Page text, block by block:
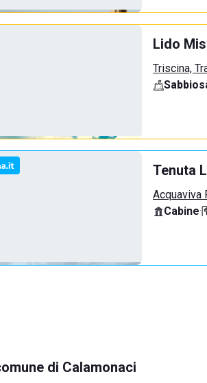
Lido
Triscina,
Tenuta
Acquaviva
Cabine·
di Calamonaci